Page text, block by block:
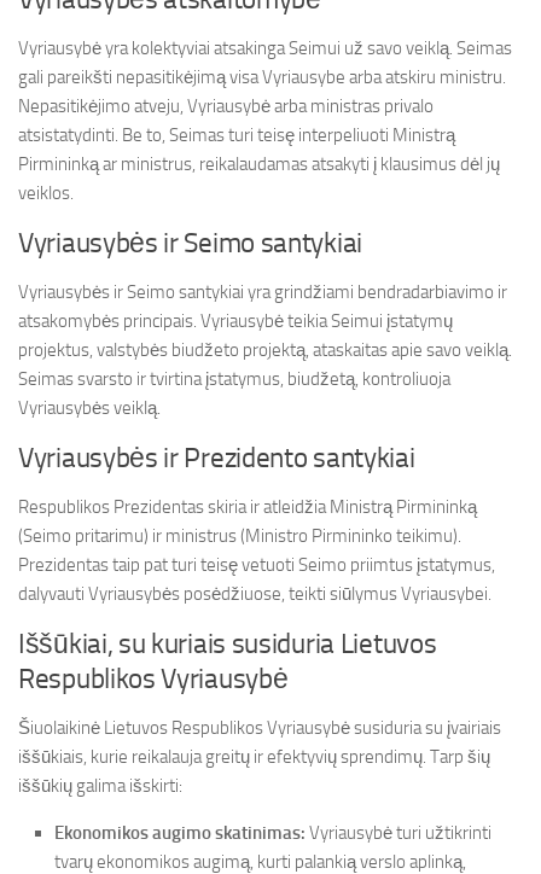
Vyriausybė yra kolektyviai atsakinga Seimui už savo veiklą. Seimas
gali pareikšti nepasitikėjimą visa Vyriausybe arba atskiru ministru.
Nepasitikėjimo atveju, Vyriausybė arba ministras privalo
atsistatydinti. Be to, Seimas turi teisę interpeliuoti Ministrą
Pirmininką ar ministrus, reikalaudamas atsakyti į klausimus dėl jų
veiklos.
Vyriausybės ir Seimo santykiai
Vyriausybės ir Seimo santykiai yra grindžiami bendradarbiavimo ir
atsakomybės principais. Vyriausybė teikia Seimui įstatymų
projektus, valstybės biudžeto projektą, ataskaitas apie savo veiklą.
Seimas svarsto ir tvirtina įstatymus, biudžetą, kontroliuoja
Vyriausybės veiklą.
Vyriausybės ir Prezidento santykiai
Respublikos Prezidentas skiria ir atleidžia Ministrą Pirmininką
(Seimo pritarimu) ir ministrus (Ministro Pirmininko teikimu).
Prezidentas taip pat turi teisę vetuoti Seimo priimtus įstatymus,
dalyvauti Vyriausybės posėdžiuose, teikti siūlymus Vyriausybei.
Iššūkiai, su kuriais susiduria Lietuvos
Respublikos Vyriausybė
Šiuolaikinė Lietuvos Respublikos Vyriausybė susiduria su įvairiais
iššūkiais, kurie reikalauja greitų ir efektyvių sprendimų. Tarp šių
iššūkių galima išskirti:
Ekonomikos augimo skatinimas: Vyriausybė turi užtikrinti
tvarų ekonomikos augimą, kurti palankią verslo aplinką,